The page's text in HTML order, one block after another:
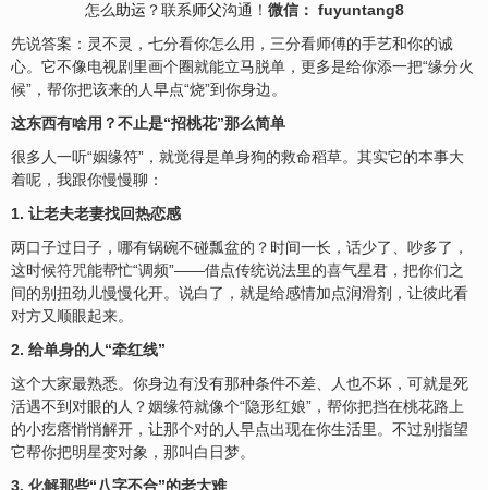
怎么助运 ？联系师父沟通！ 微信： fuyuntang8
先说答案：灵不灵，七分看你怎么用，三分看师傅的手艺和你的诚
心。它不像电视剧里画个圈就能立马脱单，更多是给你添一把“缘分火
候”，帮你把该来的人早点“烧”到你身边。
这东西有啥用？不止是“招桃花”那么简单
很多人一听“姻缘符”，就觉得是单身狗的救命稻草。其实它的本事大
着呢，我跟你慢慢聊：
1. 让老夫老妻找回热恋感
两口子过日子，哪有锅碗不碰瓢盆的？时间一长，话少了、吵多了，
这时候符咒能帮忙“调频”——借点传统说法里的喜气星君，把你们之
间的别扭劲儿慢慢化开。说白了，就是给感情加点润滑剂，让彼此看
对方又顺眼起来。
2. 给单身的人“牵红线”
这个大家最熟悉。你身边有没有那种条件不差、人也不坏，可就是死
活遇不到对眼的人？姻缘符就像个“隐形红娘”，帮你把挡在桃花路上
的小疙瘩悄悄解开，让那个对的人早点出现在你生活里。不过别指望
它帮你把明星变对象，那叫白日梦。
3. 化解那些“八字不合”的老大难